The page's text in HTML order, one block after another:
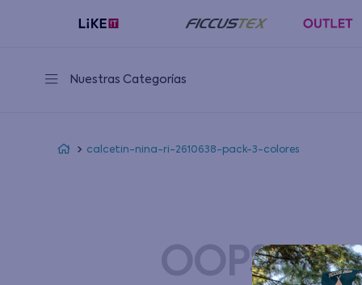
Nuestras Categorías
calcetin-nina-ri-2610638-pack-3-colores
OOPS!